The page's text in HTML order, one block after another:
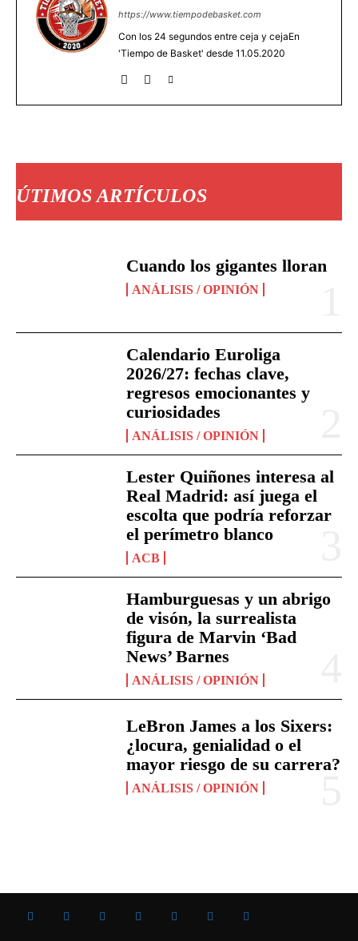
ÚTIMOS ARTÍCULOS
Cuando los gigantes lloran
ANÁLISIS / OPINIÓN
Calendario Euroliga
2026/27: fechas clave,
regresos emocionantes y
curiosidades
ANÁLISIS / OPINIÓN
Lester Quiñones interesa al
Real Madrid: así juega el
escolta que podría reforzar
el perímetro blanco
ACB
Hamburguesas y un abrigo
de visón, la surrealista
figura de Marvin ‘Bad
News’ Barnes
ANÁLISIS / OPINIÓN
LeBron James a los Sixers:
¿locura, genialidad o el
mayor riesgo de su carrera?
ANÁLISIS / OPINIÓN
https://www.tiempodebasket.com
Con los 24 segundos entre ceja y cejaEn
'Tiempo de Basket' desde 11.05.2020